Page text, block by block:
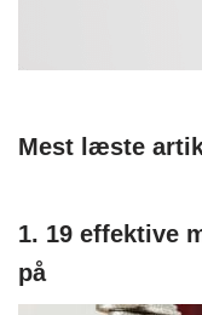
Mest læste
1. 19 effektive
på